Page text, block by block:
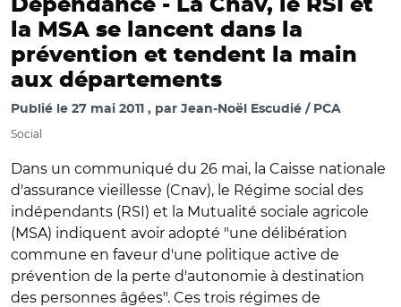
Dépendance - La Cnav, le RSI et
la MSA se lancent dans la
prévention et tendent la main
aux départements
Publié le 27 mai 2011 par Jean-Noël Escudié / PCA
Social
Dans un communiqué du 26 mai, la Caisse nationale
d'assurance vieillesse (Cnav), le Régime social des
indépendants (RSI) et la Mutualité sociale agricole
(MSA) indiquent avoir adopté "une délibération
commune en faveur d'une politique active de
prévention de la perte d'autonomie à destination
des personnes âgées". Ces trois régimes de